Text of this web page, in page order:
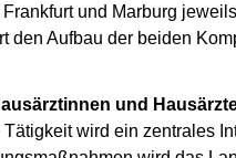
und Marburg
den Aufbau der beiden
und
wird ein zentrales